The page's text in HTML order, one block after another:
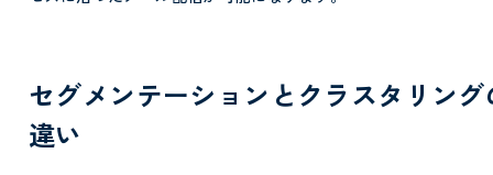
セグメンテーションとクラスタリング
違い